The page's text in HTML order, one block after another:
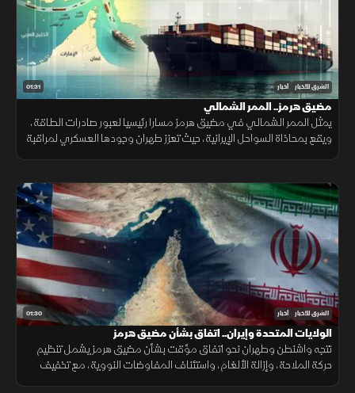
01:31 الشرق للأخبار أخبار
مضيق هرمز.. الممر الشمالي
يمثل الممر الشمالي في مضيق هرمز مسارا رئيسيا لعبور صادرات الطاقة،
ويقع بمحاذاة السواحل الإيرانية، حيث تعزز طهران وجودها العسكري لمراقبة
01:30 الشرق للأخبار أخبار
الولايات المتحدة وإيران.. اتفاق بشأن مضيق هرمز
تتجه واشنطن وطهران نحو اتفاق مؤقت بشأن مضيق هرمز يشمل تنظيم
حركة الملاحة، وإزالة الألغام، واستئناف المفاوضات النووية، مع تخفيف